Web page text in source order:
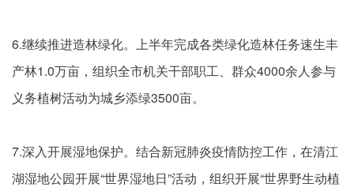
6.继续推进造林绿化。上半年完成各类绿化造林任务速生丰
产林1.0万亩，组织全市机关干部职工、群众4000余人参与
义务植树活动为城乡添绿3500亩。
7.深入开展湿地保护。结合新冠肺炎疫情防控工作，在清江
湖湿地公园开展“世界湿地日”活动，组织开展“世界野生动植